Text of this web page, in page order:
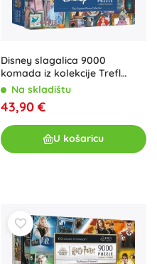
Disney slagalica 9000
komada iz kolekcije Trefl
PrimeNa skladištu
43,90 €
U košaricu